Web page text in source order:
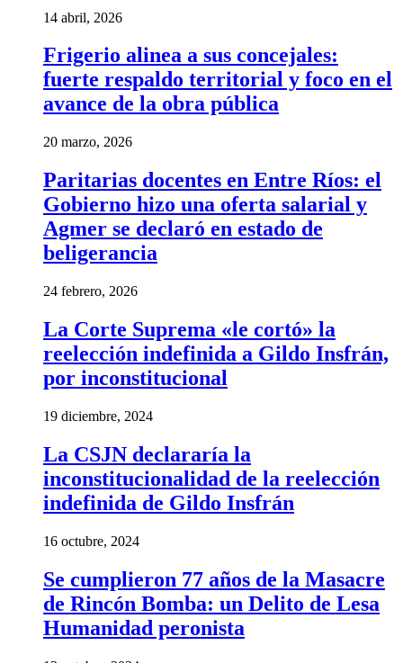
14 abril, 2026
Frigerio alinea a sus concejales:
fuerte respaldo territorial y foco en el
avance de la obra pública
20 marzo, 2026
Paritarias docentes en Entre Ríos: el
Gobierno hizo una oferta salarial y
Agmer se declaró en estado de
beligerancia
24 febrero, 2026
La Corte Suprema «le cortó» la
reelección indefinida a Gildo Insfrán,
por inconstitucional
19 diciembre, 2024
La CSJN declararía la
inconstitucionalidad de la reelección
indefinida de Gildo Insfrán
16 octubre, 2024
Se cumplieron 77 años de la Masacre
de Rincón Bomba: un Delito de Lesa
Humanidad peronista